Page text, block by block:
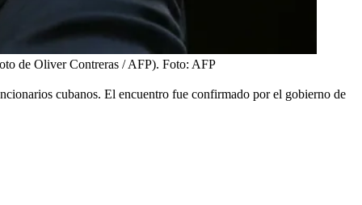
de Oliver Contreras / AFP). Foto: AFP
cubanos. El encuentro fue confirmado por el gobierno de